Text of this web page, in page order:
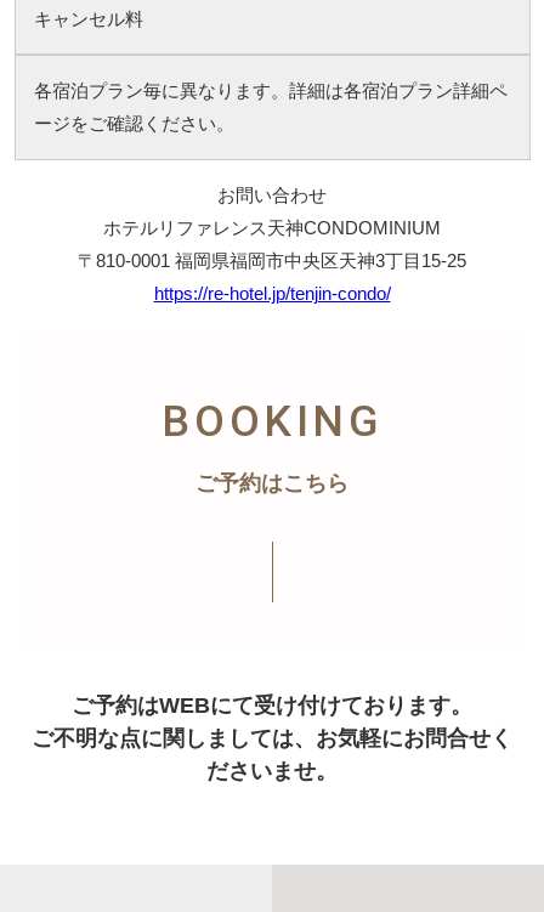
キャンセル料
各宿泊プラン毎に異なります。詳細は各宿泊プラン詳細ペ
ージをご確認ください。
お問い合わせ
ホテルリファレンス天神CONDOMINIUM
〒810-0001 福岡県福岡市中央区天神3丁目15-25
https://re-hotel.jp/tenjin-condo/
BOOKING
ご予約はこちら
ご予約はWEBにて受け付けております。
ご不明な点に関しましては、お気軽にお問合せく
ださいませ。